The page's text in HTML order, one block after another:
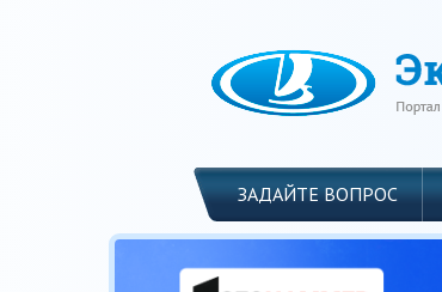
ЗАДАЙТЕ ВОПРОС